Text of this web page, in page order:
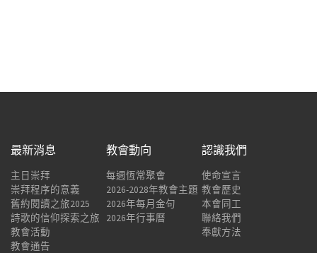
最新消息
主日崇拜
崇拜程序的意義
舊約閱讀之旅2025
詩歌的信仰探索之旅
教會活動
教會通告
教會動向
每週恆常聚會
2026-2028年教會主題
2026年每月金句
2026年行事曆
認識我們
使命宣言
教會歷史
本會同工
聯絡我們
奉獻方法